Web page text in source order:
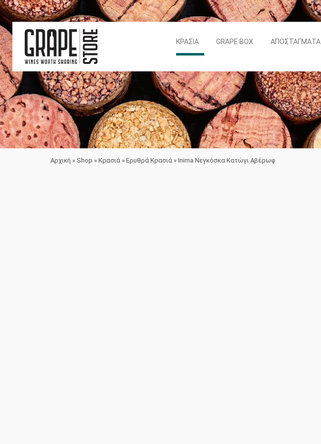
ΚΡΑΣΙΆ GRAPE BOX ΑΠΟΣΤΆΓΜΑΤΑ
Αρχική » Shop » Κρασιά » Ερυθρά Κρασιά » Inima Νεγκόσκα Κατώγι Αβέρωφ